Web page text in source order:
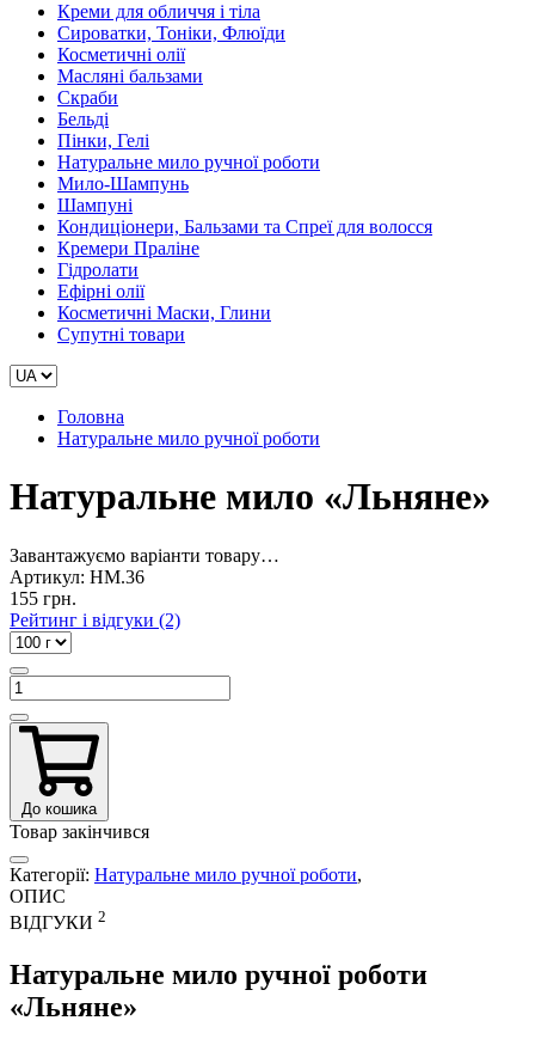
Креми для обличчя і тіла
Сироватки, Тоніки, Флюїди
Косметичні олії
Масляні бальзами
Скраби
Бельді
Пінки, Гелі
Натуральне мило ручної роботи
Мило-Шампунь
Шампуні
Кондиціонери, Бальзами та Спреї для волосся
Кремери Праліне
Гідролати
Ефірні олії
Косметичні Маски, Глини
Супутні товари
Головна
Натуральне мило ручної роботи
Натуральне мило «Льняне»
Завантажуємо варіанти товару…
Артикул: НМ.36
155 грн.
Рейтинг і відгуки (2)
До кошика
Товар закінчився
Категорії: Натуральне мило ручної роботи,
ОПИС
ВІДГУКИ 2
Натуральне мило ручної роботи
«Льняне»